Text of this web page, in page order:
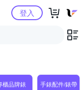
物中心登入
櫃品牌錶 手錶配件/錶帶